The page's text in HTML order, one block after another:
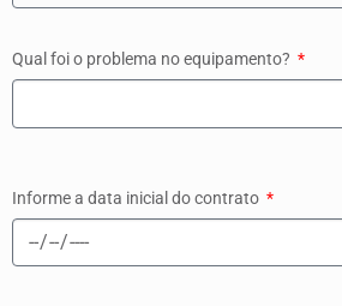
Qual foi o problema no equipamento?
Informe a data inicial do contrato